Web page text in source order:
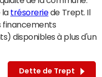
la trésoreriede Trept. Il
financements
disponibles à plus d'un
Dette de Trept